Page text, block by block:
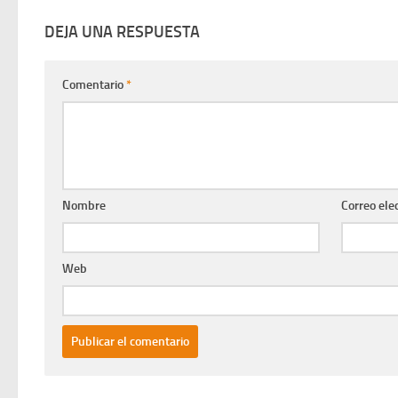
DEJA UNA RESPUESTA
Comentario*
Nombre Correo
Web